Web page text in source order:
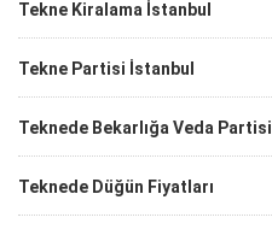
Tekne Kiralama İstanbul
Tekne Partisi İstanbul
Teknede Bekarlığa Veda Partisi
Teknede Düğün Fiyatları